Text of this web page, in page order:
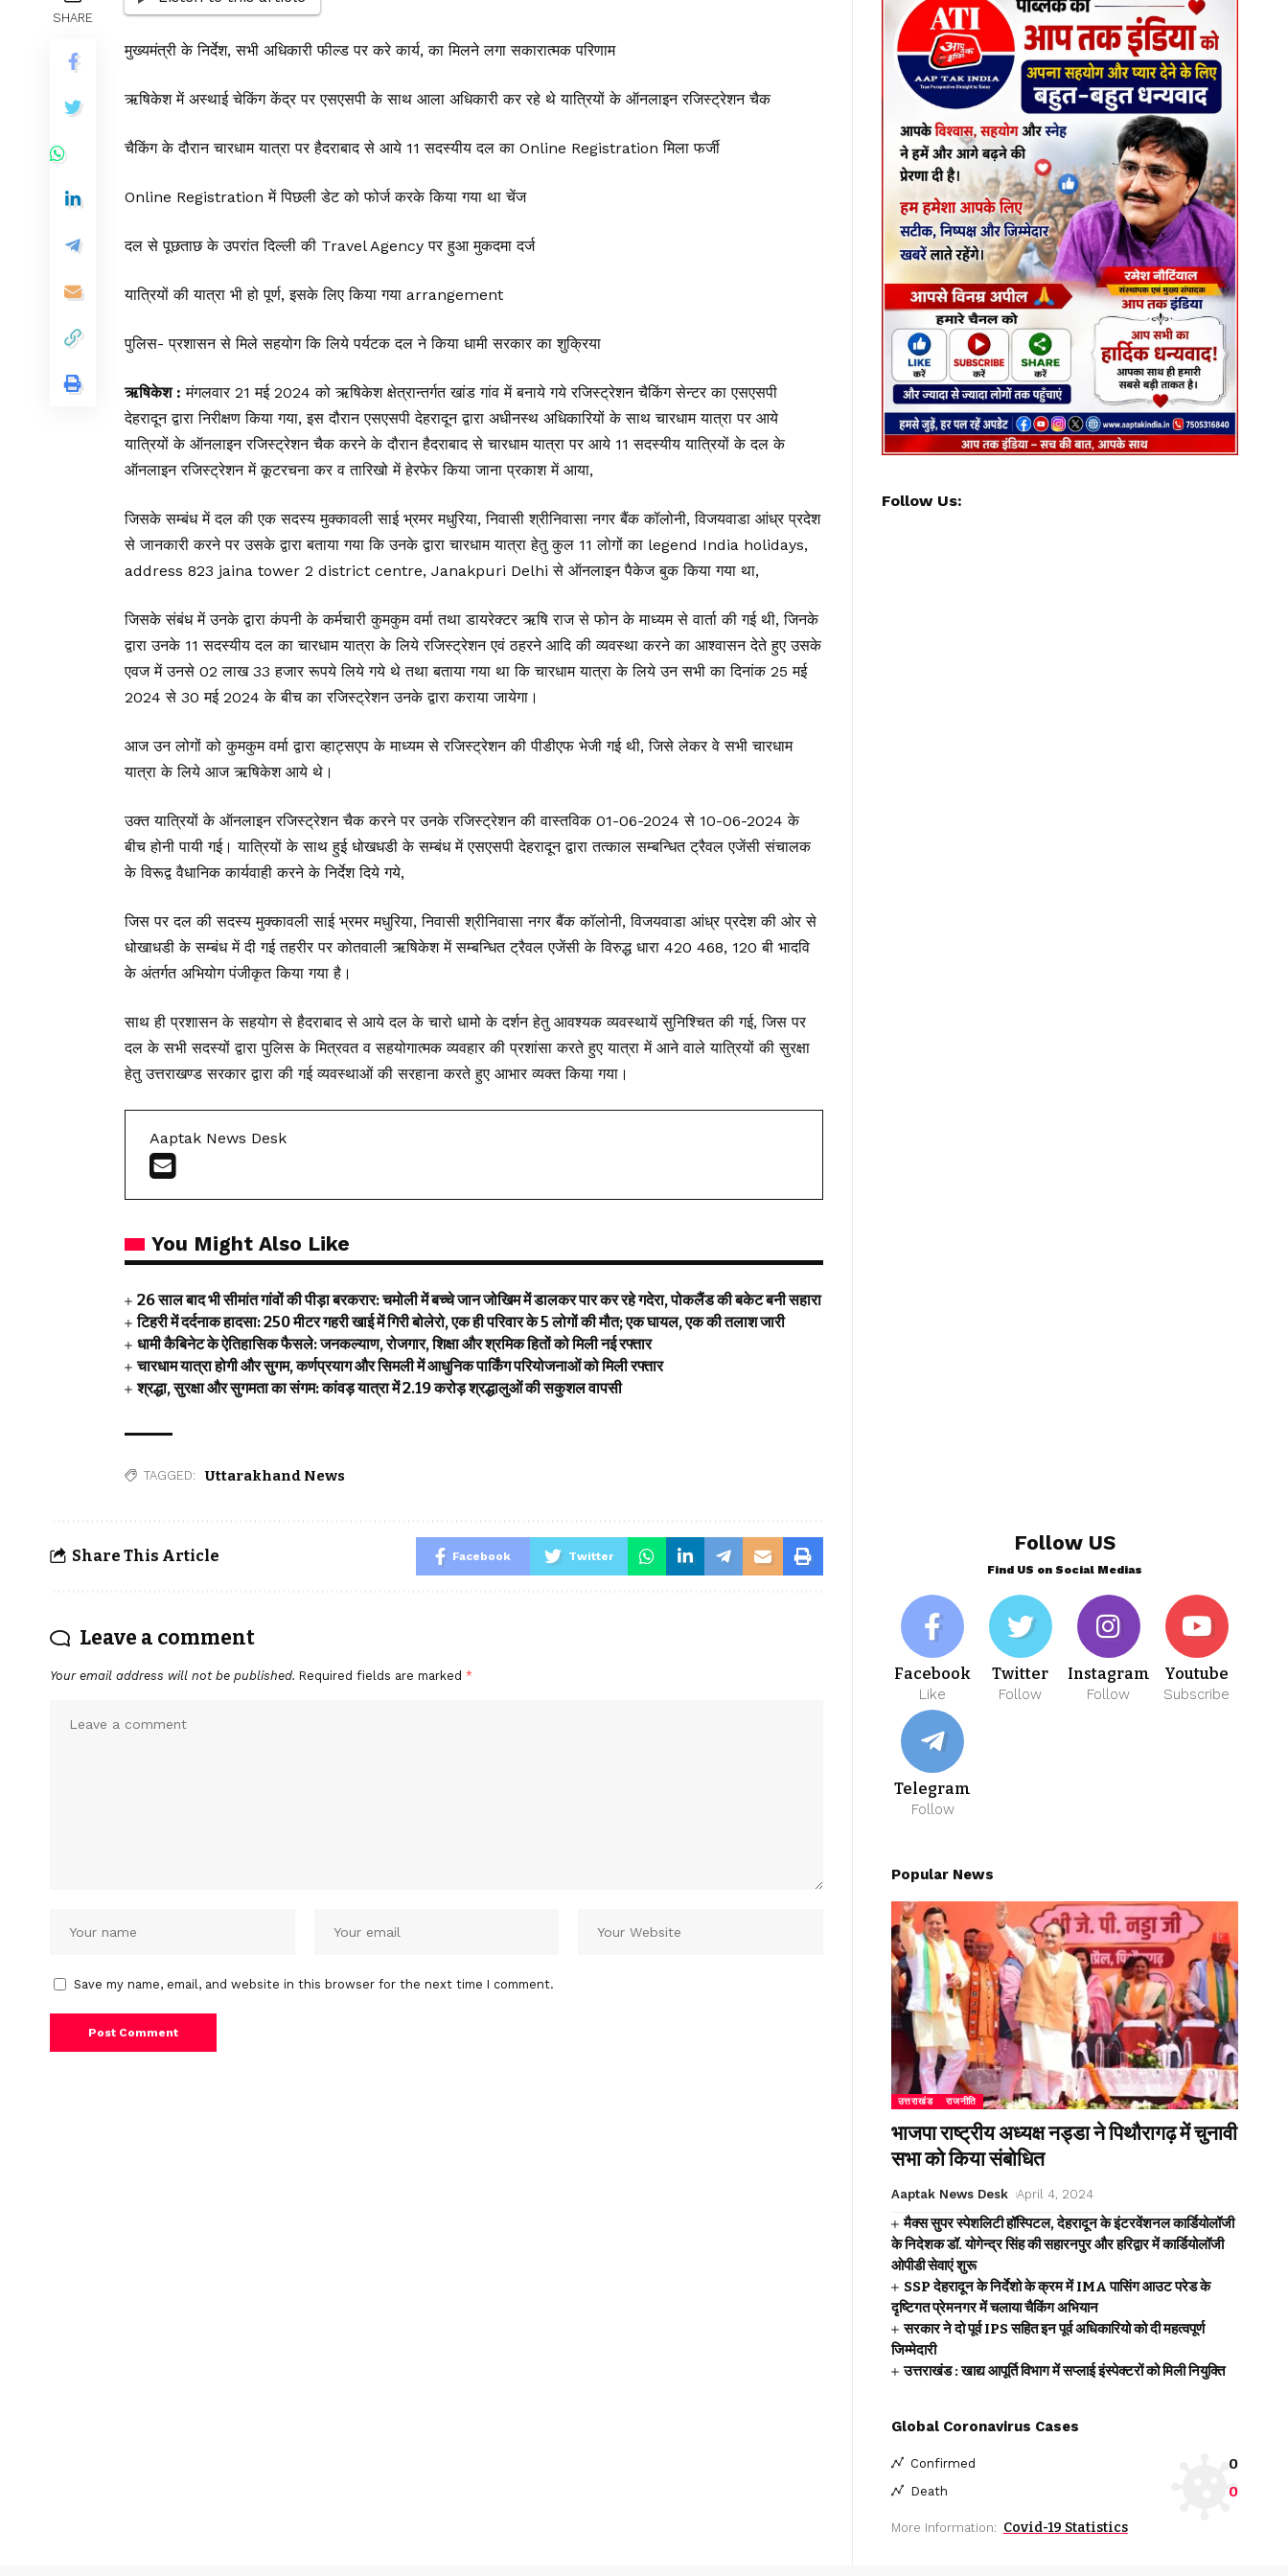
SHARE
मुख्यमंत्री के निर्देश, सभी अधिकारी फील्ड पर करे कार्य, का मिलने लगा सकारात्मक परिणाम
ऋषिकेश में अस्थाई चेकिंग केंद्र पर एसएसपी के साथ आला अधिकारी कर रहे थे यात्रियों के ऑनलाइन रजिस्ट्रेशन चैक
चैकिंग के दौरान चारधाम यात्रा पर हैदराबाद से आये 11 सदस्यीय दल का Online Registration मिला फर्जी
Online Registration में पिछली डेट को फोर्ज करके किया गया था चेंज
दल से पूछताछ के उपरांत दिल्ली की Travel Agency पर हुआ मुकदमा दर्ज
यात्रियों की यात्रा भी हो पूर्ण, इसके लिए किया गया arrangement
पुलिस- प्रशासन से मिले सहयोग कि लिये पर्यटक दल ने किया धामी सरकार का शुक्रिया
ऋषिकेश : मंगलवार 21 मई 2024 को ऋषिकेश क्षेत्रान्तर्गत खांड गांव में बनाये गये रजिस्ट्रेशन चैकिंग सेन्टर का एसएसपी
देहरादून द्वारा निरीक्षण किया गया, इस दौरान एसएसपी देहरादून द्वारा अधीनस्थ अधिकारियों के साथ चारधाम यात्रा पर आये
यात्रियों के ऑनलाइन रजिस्ट्रेशन चैक करने के दौरान हैदराबाद से चारधाम यात्रा पर आये 11 सदस्यीय यात्रियों के दल के
ऑनलाइन रजिस्ट्रेशन में कूटरचना कर व तारिखो में हेरफेर किया जाना प्रकाश में आया,
जिसके सम्बंध में दल की एक सदस्य मुक्कावली साई भ्रमर मधुरिया, निवासी श्रीनिवासा नगर बैंक कॉलोनी, विजयवाडा आंध्र प्रदेश
से जानकारी करने पर उसके द्वारा बताया गया कि उनके द्वारा चारधाम यात्रा हेतु कुल 11 लोगों का legend India holidays,
address 823 jaina tower 2 district centre, Janakpuri Delhi से ऑनलाइन पैकेज बुक किया गया था,
जिसके संबंध में उनके द्वारा कंपनी के कर्मचारी कुमकुम वर्मा तथा डायरेक्टर ऋषि राज से फोन के माध्यम से वार्ता की गई थी, जिनके
द्वारा उनके 11 सदस्यीय दल का चारधाम यात्रा के लिये रजिस्ट्रेशन एवं ठहरने आदि की व्यवस्था करने का आश्वासन देते हुए उसके
एवज में उनसे 02 लाख 33 हजार रूपये लिये गये थे तथा बताया गया था कि चारधाम यात्रा के लिये उन सभी का दिनांक 25 मई
2024 से 30 मई 2024 के बीच का रजिस्ट्रेशन उनके द्वारा कराया जायेगा।
आज उन लोगों को कुमकुम वर्मा द्वारा व्हाट्सएप के माध्यम से रजिस्ट्रेशन की पीडीएफ भेजी गई थी, जिसे लेकर वे सभी चारधाम
यात्रा के लिये आज ऋषिकेश आये थे।
उक्त यात्रियों के ऑनलाइन रजिस्ट्रेशन चैक करने पर उनके रजिस्ट्रेशन की वास्तविक 01-06-2024 से 10-06-2024 के
बीच होनी पायी गई। यात्रियों के साथ हुई धोखधडी के सम्बंध में एसएसपी देहरादून द्वारा तत्काल सम्बन्धित ट्रैवल एजेंसी संचालक
के विरूद्व वैधानिक कार्यवाही करने के निर्देश दिये गये,
जिस पर दल की सदस्य मुक्कावली साई भ्रमर मधुरिया, निवासी श्रीनिवासा नगर बैंक कॉलोनी, विजयवाडा आंध्र प्रदेश की ओर से
धोखाधडी के सम्बंध में दी गई तहरीर पर कोतवाली ऋषिकेश में सम्बन्धित ट्रैवल एजेंसी के विरुद्ध धारा 420 468, 120 बी भादवि
के अंतर्गत अभियोग पंजीकृत किया गया है।
साथ ही प्रशासन के सहयोग से हैदराबाद से आये दल के चारो धामो के दर्शन हेतु आवश्यक व्यवस्थायें सुनिश्चित की गई, जिस पर
दल के सभी सदस्यों द्वारा पुलिस के मित्रवत व सहयोगात्मक व्यवहार की प्रशांसा करते हुए यात्रा में आने वाले यात्रियों की सुरक्षा
हेतु उत्तराखण्ड सरकार द्वारा की गई व्यवस्थाओं की सरहाना करते हुए आभार व्यक्त किया गया।
Aaptak News Desk
You Might Also Like
26 साल बाद भी सीमांत गांवों की पीड़ा बरकरार: चमोली में बच्चे जान जोखिम में डालकर पार कर रहे गदेरा, पोकलैंड की बकेट बनी सहारा
टिहरी में दर्दनाक हादसा: 250 मीटर गहरी खाई में गिरी बोलेरो, एक ही परिवार के 5 लोगों की मौत; एक घायल, एक की तलाश जारी
धामी कैबिनेट के ऐतिहासिक फैसले: जनकल्याण, रोजगार, शिक्षा और श्रमिक हितों को मिली नई रफ्तार
चारधाम यात्रा होगी और सुगम, कर्णप्रयाग और सिमली में आधुनिक पार्किंग परियोजनाओं को मिली रफ्तार
श्रद्धा, सुरक्षा और सुगमता का संगम: कांवड़ यात्रा में 2.19 करोड़ श्रद्धालुओं की सकुशल वापसी
TAGGED: Uttarakhand News
Share This Article Facebook Twitter
Leave a comment
Your email address will not be published. Required fields are marked *
Save my name, email, and website in this browser for the next time I comment.
Follow Us:
Follow US
Find US on Social Medias
Facebook
Like
Twitter
Follow
Instagram
Follow
Youtube
Subscribe
Telegram
Follow
Popular News
उत्तराखंड राजनीति
भाजपा राष्ट्रीय अध्यक्ष नड्डा ने पिथौरागढ़ में चुनावी
सभा को किया संबोधित
Aaptak News Desk April 4, 2024
मैक्स सुपर स्पेशलिटी हॉस्पिटल, देहरादून के इंटरवेंशनल कार्डियोलॉजी
के निदेशक डॉ. योगेन्द्र सिंह की सहारनपुर और हरिद्वार में कार्डियोलॉजी
ओपीडी सेवाएं शुरू
SSP देहरादून के निर्देशो के क्रम में IMA पासिंग आउट परेड के
दृष्टिगत प्रेमनगर में चलाया चैकिंग अभियान
सरकार ने दो पूर्व IPS सहित इन पूर्व अधिकारियो को दी महत्वपूर्ण
जिम्मेदारी
उत्तराखंड : खाद्य आपूर्ति विभाग में सप्लाई इंस्पेक्टरों को मिली नियुक्ति
Global Coronavirus Cases
Confirmed 0
Death 0
More Information: Covid-19 Statistics